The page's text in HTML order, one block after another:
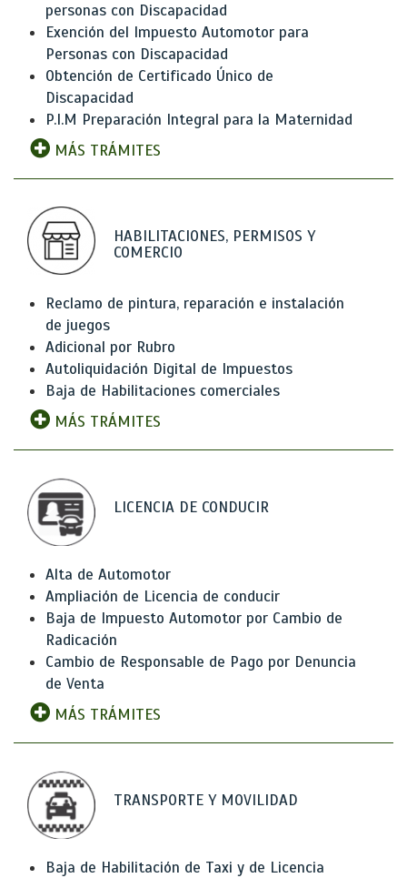
personas con Discapacidad
Exención del Impuesto Automotor para
Personas con Discapacidad
Obtención de Certificado Único de
Discapacidad
P.I.M Preparación Integral para la Maternidad
MÁS TRÁMITES
HABILITACIONES, PERMISOS Y
COMERCIO
Reclamo de pintura, reparación e instalación
de juegos
Adicional por Rubro
Autoliquidación Digital de Impuestos
Baja de Habilitaciones comerciales
MÁS TRÁMITES
LICENCIA DE CONDUCIR
Alta de Automotor
Ampliación de Licencia de conducir
Baja de Impuesto Automotor por Cambio de
Radicación
Cambio de Responsable de Pago por Denuncia
de Venta
MÁS TRÁMITES
TRANSPORTE Y MOVILIDAD
Baja de Habilitación de Taxi y de Licencia